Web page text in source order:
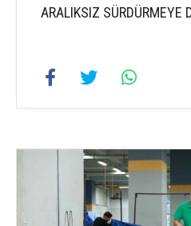
ARALIKSIZ SÜRDÜRMEYE